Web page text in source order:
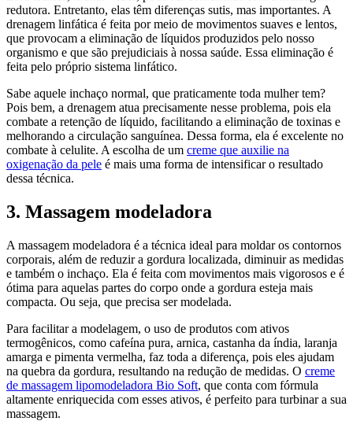
redutora. Entretanto, elas têm diferenças sutis, mas importantes. A
drenagem linfática é feita por meio de movimentos suaves e lentos,
que provocam a eliminação de líquidos produzidos pelo nosso
organismo e que são prejudiciais à nossa saúde. Essa eliminação é
feita pelo próprio sistema linfático.
Sabe aquele inchaço normal, que praticamente toda mulher tem?
Pois bem, a drenagem atua precisamente nesse problema, pois ela
combate a retenção de líquido, facilitando a eliminação de toxinas e
melhorando a circulação sanguínea. Dessa forma, ela é excelente no
combate à celulite. A escolha de um creme que auxilie na
oxigenação da pele é mais uma forma de intensificar o resultado
dessa técnica.
3. Massagem modeladora
A massagem modeladora é a técnica ideal para moldar os contornos
corporais, além de reduzir a gordura localizada, diminuir as medidas
e também o inchaço. Ela é feita com movimentos mais vigorosos e é
ótima para aquelas partes do corpo onde a gordura esteja mais
compacta. Ou seja, que precisa ser modelada.
Para facilitar a modelagem, o uso de produtos com ativos
termogênicos, como cafeína pura, arnica, castanha da índia, laranja
amarga e pimenta vermelha, faz toda a diferença, pois eles ajudam
na quebra da gordura, resultando na redução de medidas. O creme
de massagem lipomodeladora Bio Soft, que conta com fórmula
altamente enriquecida com esses ativos, é perfeito para turbinar a sua
massagem.